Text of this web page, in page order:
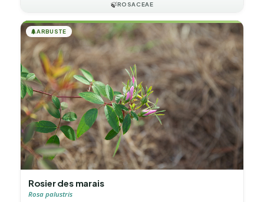
🍃ROSACEAE
🌲ARBUSTE
Rosier des marais
Rosa palustris